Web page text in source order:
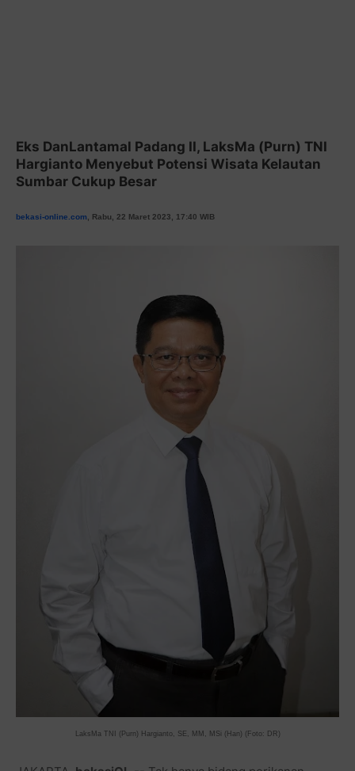
Eks DanLantamal Padang II, LaksMa (Purn) TNI
Hargianto Menyebut Potensi Wisata Kelautan
Sumbar Cukup Besar
bekasi-online.com , Rabu, 22 Maret 2023, 17:40 WIB
LaksMa TNI (Purn) Hargianto, SE, MM, MSi (Han) (Foto: DR)